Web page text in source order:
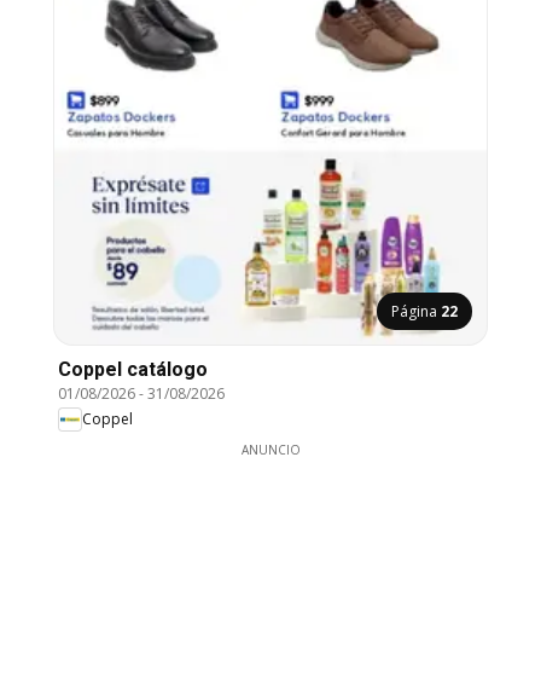
Página 22
Coppel catálogo
01/08/2026-31/08/2026
Coppel
ANUNCIO